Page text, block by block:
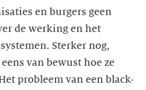
en burgers geen
de werking en het
Sterker nog,
van bewust hoe ze
probleem van een black-